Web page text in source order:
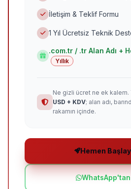
İletişim & Teklif Formu
1 Yıl Ücretsiz Teknik
.com.tr / .tr Alan Adı +
Yıllık
Ne gizli ücret ne ek kalem.
USD + KDV; alan adı,
rakamın içinde.
Hemen